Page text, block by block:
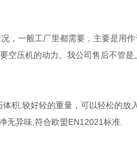
，一般工厂里都需要，主要是用
空压机的动力。我公司售后不管是
积,较好轻的重量，可以轻松的放
无异味,符合欧盟EN12021标准.